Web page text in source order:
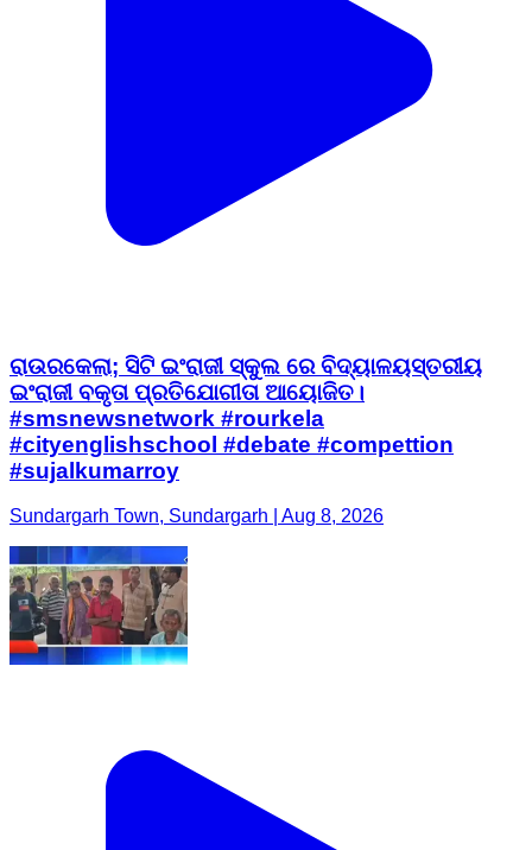
ରାଉରକେଲା; ସିଟି ଇଂରାଜୀ ସ୍କୁଲ ରେ ବିଦ୍ୟାଳୟସ୍ତରୀୟ
ଇଂରାଜୀ ବକୃତା ପ୍ରତିଯୋଗୀତା ଆୟୋଜିତ।
#smsnewsnetwork #rourkela
#cityenglishschool #debate #compettion
#sujalkumarroy
Sundargarh Town, Sundargarh | Aug 8, 2026